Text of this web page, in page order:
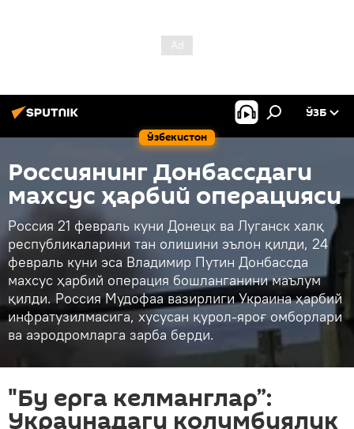
Ўзбекистон
ЎЗБ
Россиянинг Донбассдаги
махсус ҳарбий операцияси
Россия 21 февраль куни Донецк ва Луганск халқ
республикаларини тан олишини эълон қилди, 24
февраль куни эса Владимир Путин Донбассда
махсус ҳарбий операция бошланганини маълум
қилди. Россия Мудофаа вазирлиги Украина ҳарбий
инфратузилмасига, хусусан қурол-яроғ омборлари
ва аэродромларга зарба берди.
"Бу ерга келманглар”:
Украинадаги колумбиялик